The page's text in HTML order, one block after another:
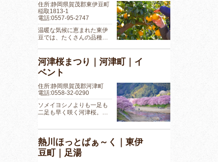
住所:静岡県賀茂郡東伊豆町
稲取1813-1
電話:0557-95-2747
温暖な気候に恵まれた東伊
豆では、たくさんの品種…
河津桜まつり｜河津町｜イ
ベント
住所:静岡県賀茂郡河津町
電話:0558-32-0290
ソメイヨシノよりも一足も
二足も早く咲く河津桜。…
熱川ほっとぱぁ～く｜東伊
豆町｜足湯